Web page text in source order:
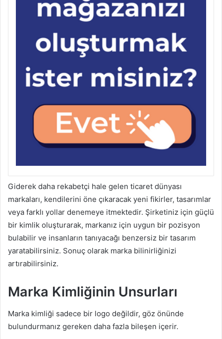
Giderek daha rekabetçi hale gelen ticaret dünyası
markaları, kendilerini öne çıkaracak yeni fikirler, tasarımlar
veya farklı yollar denemeye itmektedir. Şirketiniz için güçlü
bir kimlik oluşturarak, markanız için uygun bir pozisyon
bulabilir ve insanların tanıyacağı benzersiz bir tasarım
yaratabilirsiniz. Sonuç olarak marka bilinirliğinizi
artırabilirsiniz.
Marka Kimliğinin Unsurları
Marka kimliği sadece bir logo değildir, göz önünde
bulundurmanız gereken daha fazla bileşen içerir.